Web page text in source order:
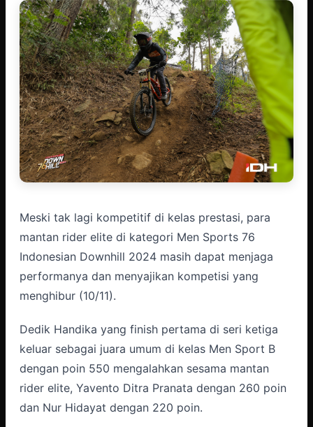
Meski tak lagi kompetitif di kelas prestasi, para
mantan rider elite di kategori Men Sports 76
Indonesian Downhill 2024 masih dapat menjaga
performanya dan menyajikan kompetisi yang
menghibur (10/11).
Dedik Handika yang finish pertama di seri ketiga
keluar sebagai juara umum di kelas Men Sport B
dengan poin 550 mengalahkan sesama mantan
rider elite, Yavento Ditra Pranata dengan 260 poin
dan Nur Hidayat dengan 220 poin.